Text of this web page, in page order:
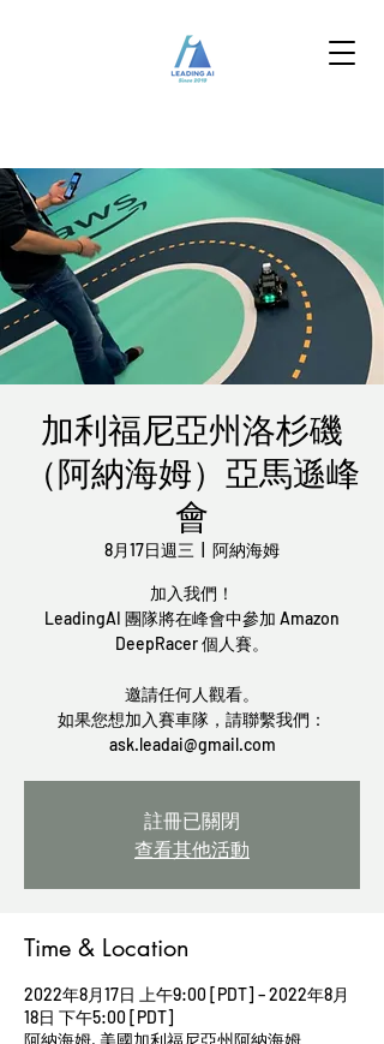
加利福尼亞州洛杉磯
（阿納海姆）亞馬遜峰
會
8月17日週三 阿納海姆
加入我們！
LeadingAI 團隊將在峰會中參加 Amazon
DeepRacer 個人賽。
邀請任何人觀看。
如果您想加入賽車隊，請聯繫我們：
ask.leadai@gmail.com
註冊已關閉
查看其他活動
Time & Location
2022年8月17日 上午9:00 [PDT] – 2022年8月
18日 下午5:00 [PDT]
阿納海姆, 美國加利福尼亞州阿納海姆